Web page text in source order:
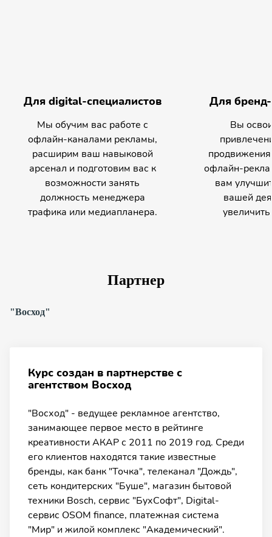
Для digital-специалистов
Мы обучим вас работе с
офлайн-каналами рекламы,
расширим ваш навыковой
арсенал и подготовим вас к
возможности занять
должность менеджера
трафика или медиапланера.
Для
Вы
офлайн-
вам
вашей
Партнер
"Восход"
Курс создан в партнерстве с
агентством Восход
"Восход" - ведущее рекламное агентство,
занимающее первое место в рейтинге
креативности АКАР с 2011 по 2019 год. Среди
его клиентов находятся такие известные
бренды, как банк "Точка", телеканал "Дождь",
сеть кондитерских "Буше", магазин бытовой
техники Bosch, сервис "БухСофт", Digital-
сервис OSOM finance, платежная система
"Мир" и жилой комплекс "Академический".